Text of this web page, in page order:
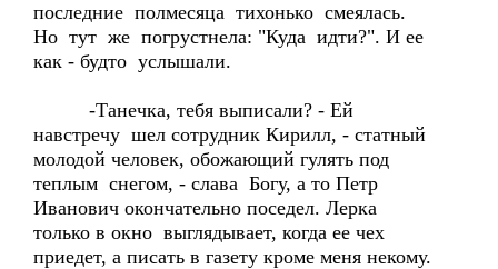
последние полмесяца тихонько смеялась.
Но тут же погрустнела: "Куда идти?". И ее
как - будто услышали.
-Танечка, тебя выписали? - Ей
навстречу шел сотрудник Кирилл, - статный
молодой человек, обожающий гулять под
теплым снегом, - слава Богу, а то Петр
Иванович окончательно поседел. Лерка
только в окно выглядывает, когда ее чех
приедет, а писать в газету кроме меня некому.